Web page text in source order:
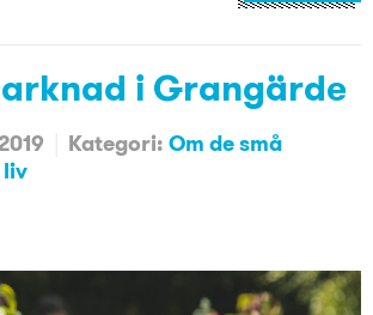
i Grangärde
Kategori: Om de små
liv